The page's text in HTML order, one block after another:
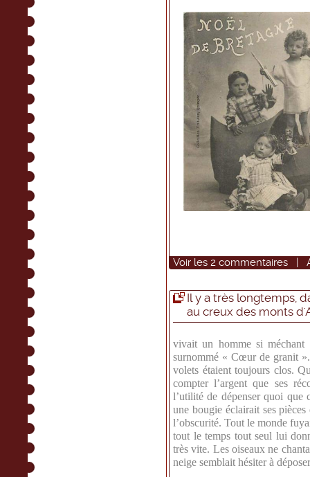
Voir les 2 commentaires |
Il y a très longtemps,
au creux des monts
vivait un homme si
surnommé « Cœur de granit
volets étaient toujours clos.
compter l’argent que ses
l’utilité de dépenser quoi que
une bougie éclairait ses
l’obscurité. Tout le monde
tout le temps tout seul lui
très vite. Les oiseaux ne
neige semblait hésiter à